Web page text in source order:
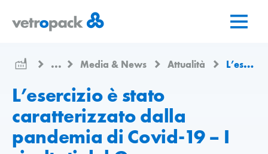
alla
iniziale
...
Media & News Attualità L’esercizio è stato caratterizzato dalla pandemia di Covid-19 – I risultati del Gruppo Vetropack si attestano su un buon livello
L’esercizio è stato
caratterizzato dalla
pandemia di Covid-19 – I